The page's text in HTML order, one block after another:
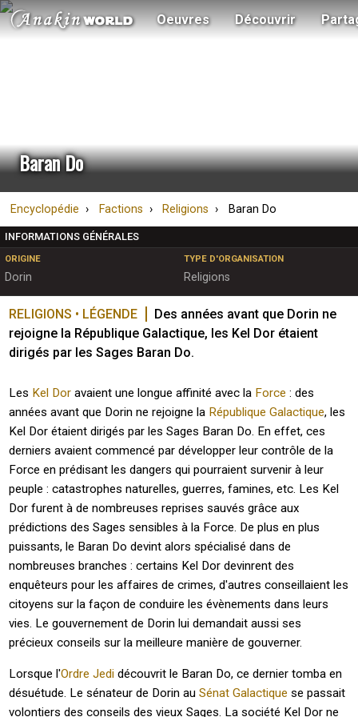
Oeuvres Découvrir
Baran Do
Encyclopédie Factions Religions Baran Do
INFORMATIONS GÉNÉRALES
ORIGINE
Dorin
TYPE D'ORGANISATION
Religions
RELIGIONS • LÉGENDE
Des années avant que Dorin ne
rejoigne la République Galactique, les Kel Dor étaient
dirigés par les Sages Baran Do.
Les Kel Dor avaient une longue affinité avec la Force : des
années avant que Dorin ne rejoigne la République Galactique, les
Kel Dor étaient dirigés par les Sages Baran Do. En effet, ces
derniers avaient commencé par développer leur contrôle de la
Force en prédisant les dangers qui pourraient survenir à leur
peuple : catastrophes naturelles, guerres, famines, etc. Les Kel
Dor furent à de nombreuses reprises sauvés grâce aux
prédictions des Sages sensibles à la Force. De plus en plus
puissants, le Baran Do devint alors spécialisé dans de
nombreuses branches : certains Kel Dor devinrent des
enquêteurs pour les affaires de crimes, d'autres conseillaient les
citoyens sur la façon de conduire les évènements dans leurs
vies. Le gouvernement de Dorin lui demandait aussi ses
précieux conseils sur la meilleure manière de gouverner.
Lorsque l'Ordre Jedi découvrit le Baran Do, ce dernier tomba en
désuétude. Le sénateur de Dorin auSénat Galactique se passait
volontiers des conseils des vieux Sages. La société Kel Dor ne